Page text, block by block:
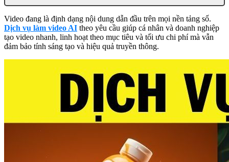
Video đang là định dạng nội dung dẫn đầu trên mọi nền tảng số.
Dịch vụ làm video AI theo yêu cầu giúp cá nhân và doanh nghiệp
tạo video nhanh, linh hoạt theo mục tiêu và tối ưu chi phí mà vẫn
đảm bảo tính sáng tạo và hiệu quả truyền thông.